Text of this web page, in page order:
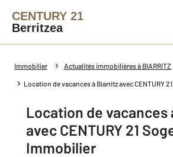
CENTURY 21
Berritzea
Immobilier Actualités immobilières à BIARRITZ
Location de vacances à Biarritz avec CENTURY
Location de vacances
avec CENTURY 21
Immobilier